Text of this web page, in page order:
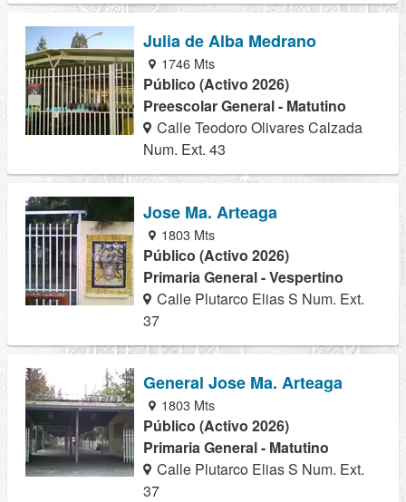
Julia de Alba Medrano
1746 Mts
Público (Activo 2026)
Preescolar General - Matutino
Calle Teodoro Olivares Calzada
Num. Ext. 43
Jose Ma. Arteaga
1803 Mts
Público (Activo 2026)
Primaria General - Vespertino
Calle Plutarco Elias S Num. Ext.
37
General Jose Ma. Arteaga
1803 Mts
Público (Activo 2026)
Primaria General - Matutino
Calle Plutarco Elias S Num. Ext.
37